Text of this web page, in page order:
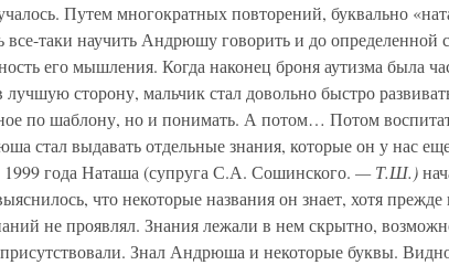
Путем многократных повторений, буквально
все-таки научить Андрюшу говорить и до определенной
его мышления. Когда наконец броня аутизма была
лучшую сторону, мальчик стал довольно быстро
по шаблону, но и понимать. А потом… Потом
стал выдавать отдельные знания, которые он у нас
1999 года Наташа (супруга С.А. Сошинского. — Т.Ш.)
что некоторые названия он знает, хотя
не проявлял. Знания лежали в нем скрытно,
Знал Андрюша и некоторые буквы.